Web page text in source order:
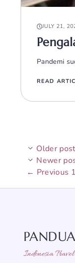
JULY 21,
Pandemi
READ
Older
Newer
← Previous 1
Indonesia